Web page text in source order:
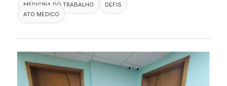
MEDICINA DO TRABALHO
DEFIS
ATO MEDICO